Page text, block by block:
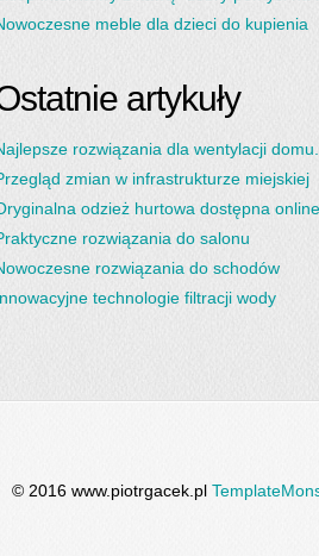
meble dla dzieci do kupienia
artykuły
rozwiązania dla wentylacji domu.
zmian w infrastrukturze miejskiej
odzież hurtowa dostępna online
rozwiązania do salonu
rozwiązania do schodów
technologie filtracji wody
© 2016 www.piotrgacek.pl